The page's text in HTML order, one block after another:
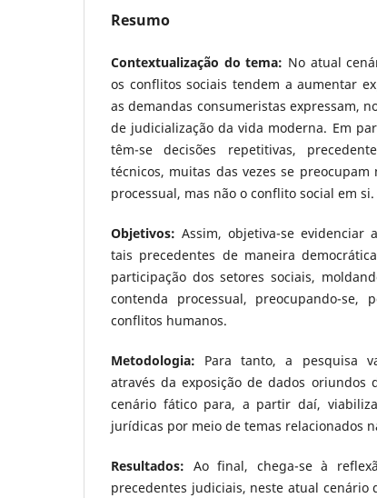
Resumo
Contextualização do tema: No atual
os conflitos sociais tendem a aumentar
as demandas consumeristas expressam,
de judicialização da vida moderna. Em
têm-se decisões repetitivas,
técnicos, muitas das vezes se
processual, mas não o conflito social em si.
Objetivos: Assim, objetiva-se evidenciar
tais precedentes de maneira
participação dos setores sociais,
contenda processual, preocupando-
conflitos humanos.
Metodologia: Para tanto, a pesquisa
através da exposição de dados oriundos
cenário fático para, a partir daí,
jurídicas por meio de temas relacionados
Resultados: Ao final, chega-se à
precedentes judiciais, neste atual cenário